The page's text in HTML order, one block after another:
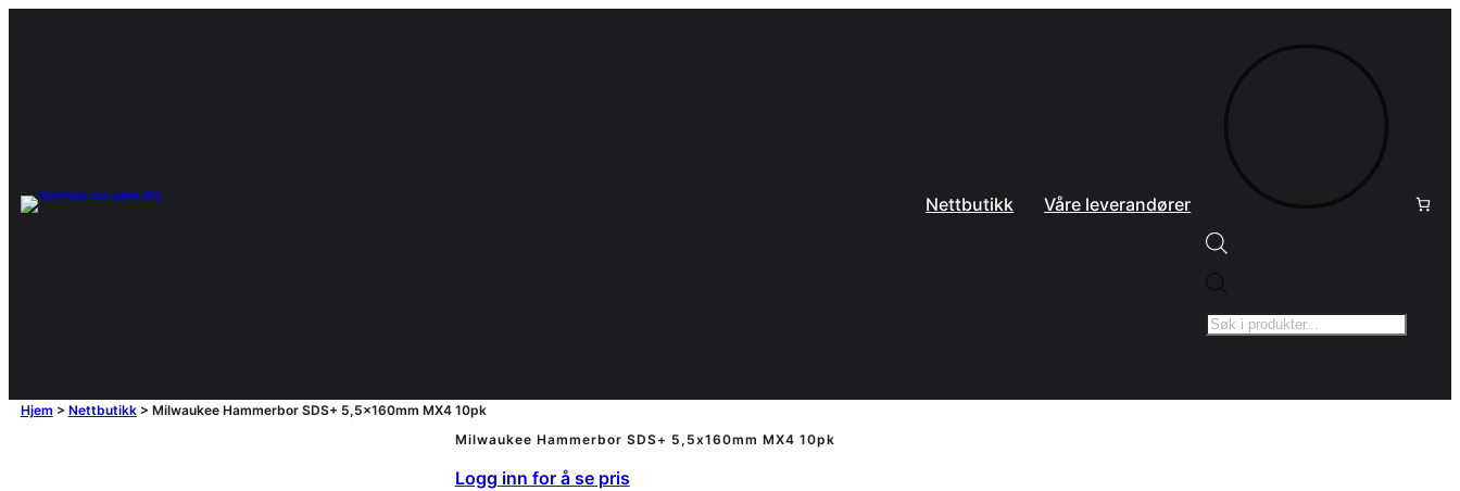
Nettbutikk Våre leverandører
Products
Hjem > Nettbutikk> Milwaukee Hammerbor SDS+ 5,5x160mm MX4 10pk
Milwaukee Hammerbor SDS+ 5,5x160mm MX4 10pk
Logg inn for å se pris